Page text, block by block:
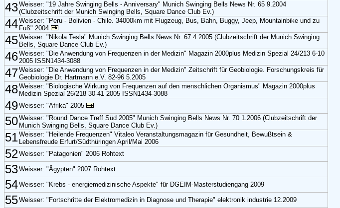
43Weisser: "19 Jahre Swinging Bells - Anniversary" Munich Swinging Bells News Nr. 65 9.2004
(Clubzeitschrift der Munich Swinging Bells, Square Dance Club Ev.)
44Weisser: "Peru - Bolivien - Chile. 34000km mit Flugzeug, Bus, Bahn, Buggy, Jeep, Mountainbike und zu
Fuß" 2004
45Weisser: "Nikola Tesla" Munich Swinging Bells News Nr. 67 4.2005 (Clubzeitschrift der Munich Swinging
Bells, Square Dance Club Ev.)
46Weisser: "Die Anwendung von Frequenzen in der Medizin" Magazin 2000plus Medizin Spezial 24/213 6-10
2005 ISSN1434-3088
47Weisser: "Die Anwendung von Frequenzen in der Medizin" Zeitschrift für Geobiologie. Forschungskreis für
Geobiologie Dr. Hartmann e.V. 82-96 5.2005
48Weisser: "Biologische Wirkung von Frequenzen auf den menschlichen Organismus" Magazin 2000plus
Medizin Spezial 26/218 30-41 2005 ISSN1434-3088
49Weisser: "Afrika" 2005
50Weisser: "Round Dance Treff Süd 2005" Munich Swinging Bells News Nr. 70 1.2006 (Clubzeitschrift der
Munich Swinging Bells, Square Dance Club Ev.)
51Weisser: "Heilende Frequenzen" Vitaleo Veranstaltungsmagazin für Gesundheit, Bewußtsein &
Lebensfreude Erfurt/Südthüringen April/Mai 2006
52Weisser: "Patagonien" 2006 Rohtext
53Weisser: "Ägypten" 2007 Rohtext
54Weisser: "Krebs - energiemedizinische Aspekte" für DGEIM-Masterstudiengang 2009
55Weisser: "Fortschritte der Elektromedizin in Diagnose und Therapie" elektronik industrie 12.2009